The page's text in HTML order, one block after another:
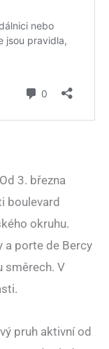
3. března
boulevard
okruhu.
a porte de Bercy
směrech. V
pruh aktivní od